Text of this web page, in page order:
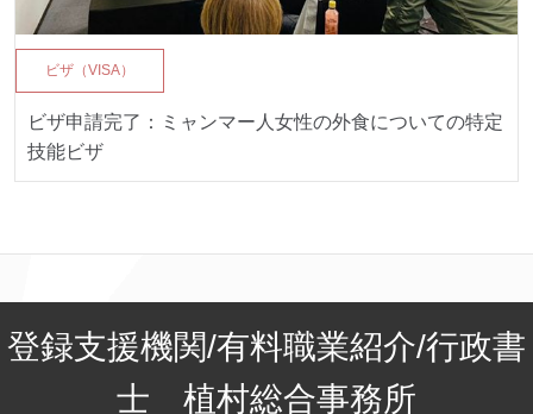
ビザ（VISA）
ビザ申請完了：ミャンマー人女性の外食についての特定
技能ビザ
登録支援機関/有料職業紹介/行政書
士 植村総合事務所